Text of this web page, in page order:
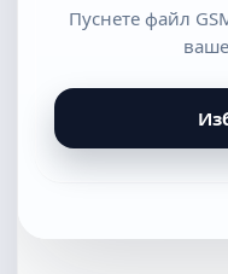
Пуснете файл